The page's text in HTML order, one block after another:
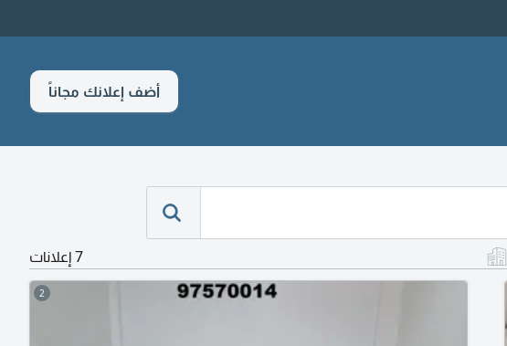
أضف إعلانك مجاناً
7 إعلانات
2